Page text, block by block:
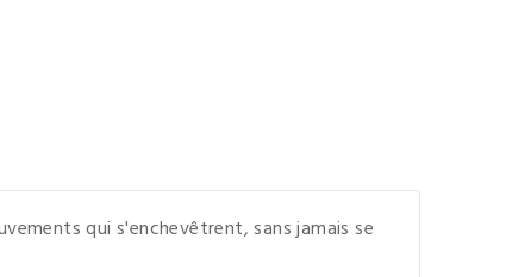
qui s'enchevêtrent, sans jamais se